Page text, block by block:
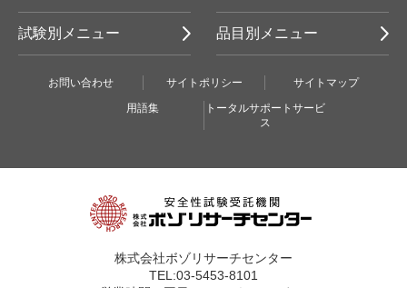
試験別メニュー 品目別メニュー
お問い合わせ サイトポリシー
サイトマップ
用語集
トータルサポートサービ
ス
株式会社ボゾリサーチセンター
TEL:03-5453-8101